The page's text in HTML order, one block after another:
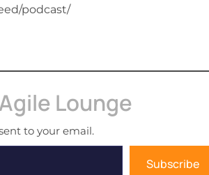
podcast/
Lounge
to your email.
Subscribe